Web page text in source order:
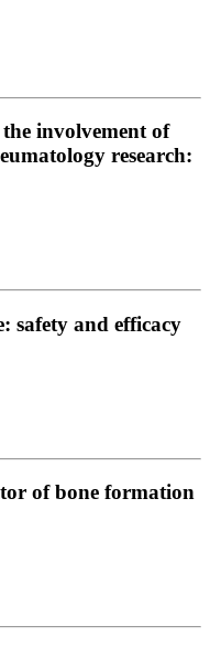
involvement of
research:
safety and efficacy
of bone formation